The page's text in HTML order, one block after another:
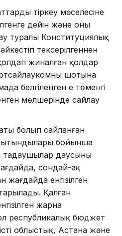
тіркеу мәселесіне
дейiн және оның
туралы Конституциялық
тексерiл­геннен
жиналған қолдар
шотына
белгiленген ең төменгi
мөлшерiнде сайлау
болып сайланған
бойынша
даусының
сондай-ақ
жағдайда енгізілген
Қалған
жарна
республикалық бюджет
облыстық, Астана және